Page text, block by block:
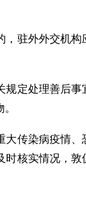
驻外外交机构
定处理善后
传染病疫情、
核实情况，敦